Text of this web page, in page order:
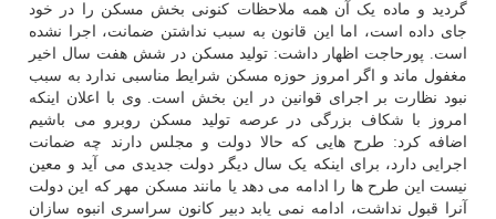
گردید و ماده یک آن همه ملاحظات کنونی بخش مسکن را در خود
جای داده است، اما این قانون به سبب نداشتن ضمانت، اجرا نشده
است. پورحاجت اظهار داشت: تولید مسکن در شش هفت سال اخیر
مغفول ماند و اگر امروز حوزه مسکن شرایط مناسبی ندارد به سبب
نبود نظارت بر اجرای قوانین در این بخش است. وی با اعلان اینکه
امروز با شکاف بزرگی در عرصه تولید مسکن روبرو می باشیم
اضافه کرد: طرح هایی که حالا دولت و مجلس دارند چه ضمانت
اجرایی دارد، برای اینکه یک سال دیگر دولت جدیدی می آید و معین
نیست این طرح ها را ادامه می دهد یا مانند مسکن مهر که این دولت
آنرا قبول نداشت، ادامه نمی یابد دبیر کانون سراسری انبوه سازان